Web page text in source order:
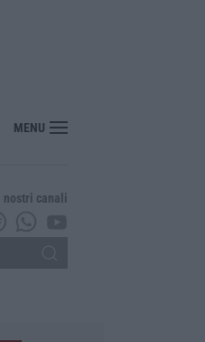
MENU
nostri canali